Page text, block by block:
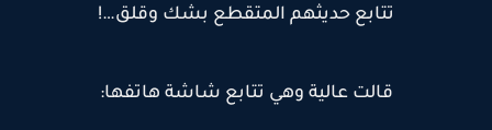
تتابع حديثهم المتقطع بشك وقلق…!
قالت عالية وهي تتابع شاشة هاتفها: